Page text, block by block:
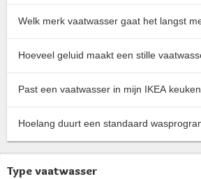
Welk merk vaatwasser gaat het langst
Hoeveel geluid maakt een stille
Past een vaatwasser in mijn IKEA
Hoelang duurt een standaard
Type vaatwasser